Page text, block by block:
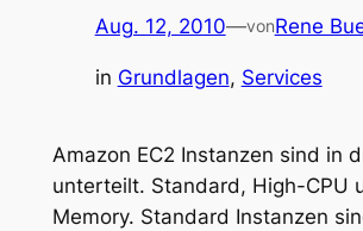
Aug. 12, 2010—vonRene
in Grundlagen, Services
Amazon EC2 Instanzen sind in
unterteilt. Standard, High-CPU
Memory. Standard Instanzen